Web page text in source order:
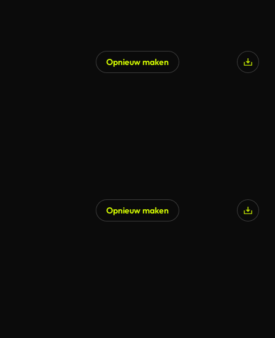
Opnieuw maken
Opnieuw maken